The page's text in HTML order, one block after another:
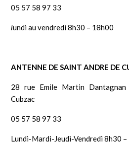
05 57 58 97 33
lundi au vendredi 8h30 – 18h00
ANTENNE DE SAINT ANDRE DE
28 rue Emile Martin
Cubzac
05 57 58 97 33
Lundi-Mardi-Jeudi-Vendredi 8h30